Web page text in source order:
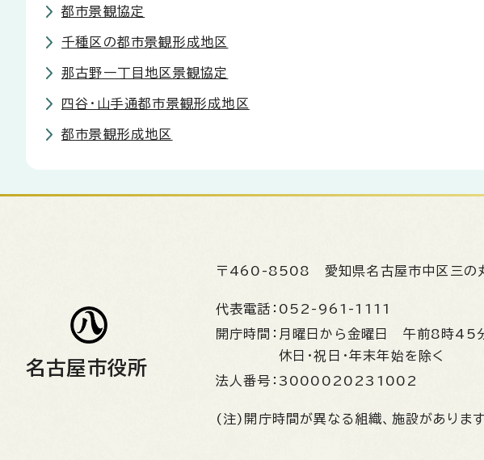
都市景観協定
千種区の都市景観形成地区
那古野一丁目地区景観協定
四谷・山手通都市景観形成地区
都市景観形成地区
名古屋市役所
〒460-8508 愛知県名古屋市中区三の
代表電話： 052-961-1111
開庁時間： 月曜日から金曜日 午前8時45
休日・祝日・年末年始を除く
法人番号： 3000020231002
(注)開庁時間が異なる組織、施設がありま